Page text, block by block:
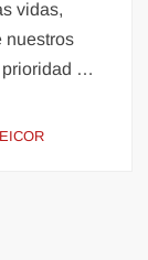
vidas,
nuestros
prioridad …